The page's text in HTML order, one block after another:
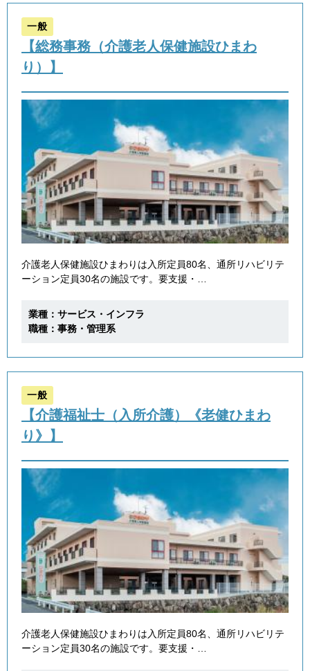
一般
【総務事務（介護老人保健施設ひまわ
り）】
介護老人保健施設ひまわりは入所定員80名、通所リハビリテ
ーション定員30名の施設です。要支援・…
業種：サービス・インフラ
職種：事務・管理系
一般
【介護福祉士（入所介護）《老健ひまわ
り》】
介護老人保健施設ひまわりは入所定員80名、通所リハビリテ
ーション定員30名の施設です。要支援・…